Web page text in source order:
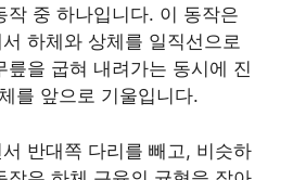
작 중 하나입니다. 이 동작은
하체와 상체를 일직선으로
릎을 굽혀 내려가는 동시에 진
를 앞으로 기울입니다.
반대쪽 다리를 빼고, 비슷하